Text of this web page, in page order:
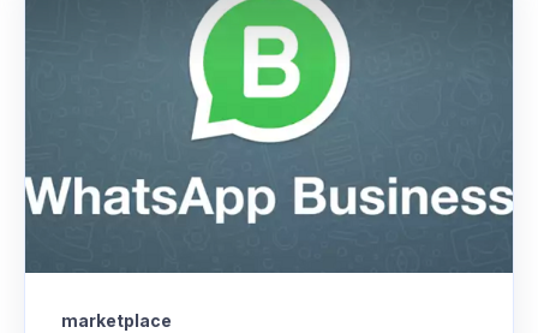
marketplace